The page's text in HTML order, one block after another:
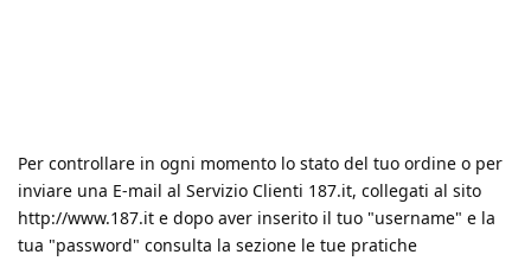
Per controllare in ogni momento lo stato del tuo ordine o per
inviare una E-mail al Servizio Clienti 187.it, collegati al sito
http://www.187.it e dopo aver inserito il tuo "username" e la
tua "password" consulta la sezione le tue pratiche